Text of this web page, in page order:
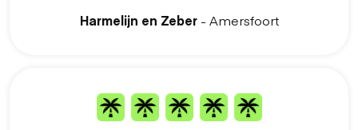
Harmelijn en Zeber- Amersfoort